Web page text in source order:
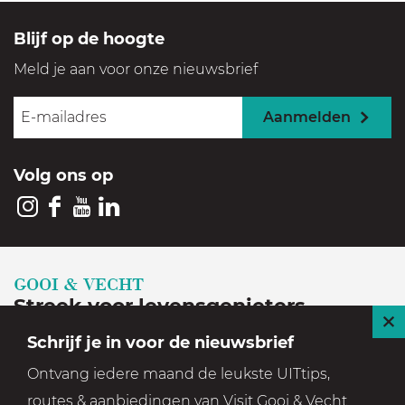
Blijf op de hoogte
Meld je aan voor onze nieuwsbrief
Aanmelden
Volg ons op
I
n
t
g
r
F
a
e
o
o
Y
o
T
b
e
L
i
k
d
I
GOOI & VECHT
Streek voor levensgenieters
Geniet in een prachtige, historische en groene
setting
Schrijf je in voor de nieuwsbrief
Ontvang iedere maand de leukste UITtips,
routes & aanbiedingen van Visit Gooi & Vecht